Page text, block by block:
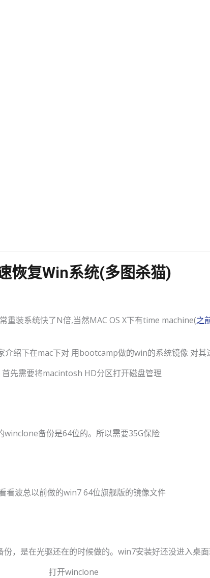
恢复win系统(多图杀猫)
装系统快了N倍,当然MAC OS X下有time machine(之
绍下在mac下对 用bootcamp做的win的系统镜像 对其
需要将macintosh HD分区打开磁盘管理
winclone备份是64位的。所以需要35G保险
看波总以前做的win7 64位旗舰版的镜像文件
，是在光驱还在的时候做的。win7安装好还没进入桌
打开winclone